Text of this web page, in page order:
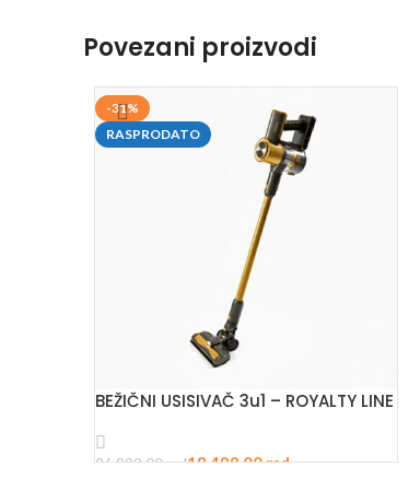
Povezani proizvodi
-31%
RASPRODATO
BEŽIČNI USISIVAČ 3u1 – ROYALTY LINE
26.999,00rsd18.499,00rsd